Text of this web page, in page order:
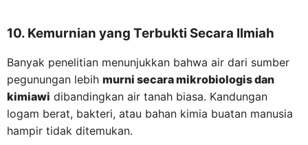
10. Kemurnian yang Terbukti Secara Ilmiah
Banyak penelitian menunjukkan bahwa air dari sumber
pegunungan lebih murni secara mikrobiologis dan
kimiawi dibandingkan air tanah biasa. Kandungan
logam berat, bakteri, atau bahan kimia buatan manusia
hampir tidak ditemukan.